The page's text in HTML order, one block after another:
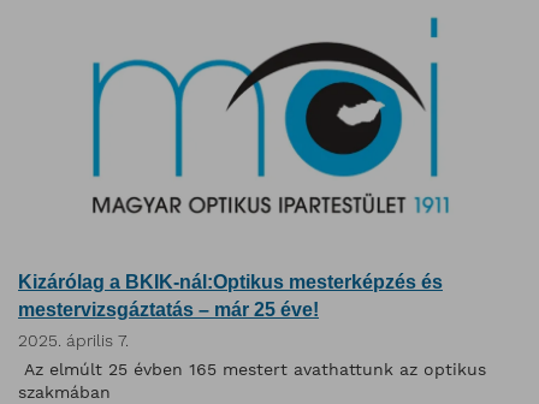
Kizárólag a BKIK-nál:Optikus mesterképzés és
mestervizsgáztatás – már 25 éve!
2025. április 7.
Az elmúlt 25 évben 165 mestert avathattunk az optikus
szakmában